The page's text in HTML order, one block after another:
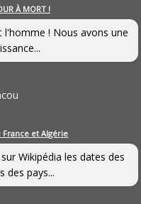
À MORT !
l'homme ! Nous avons une
France et Algérie
Wikipédia les dates des
des pays...